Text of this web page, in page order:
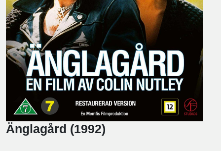
Änglagård (1992)